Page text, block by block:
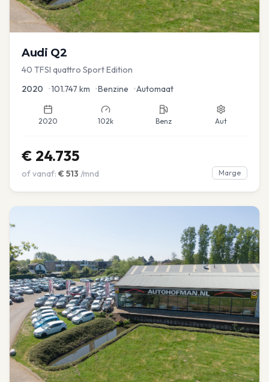
Audi Q2
40 TFSI quattro Sport Edition
2020 •101.747 km •Benzine •Automaat
2020 102k Benz Aut
€ 24.735
of vanaf: € 513 /mnd Marge